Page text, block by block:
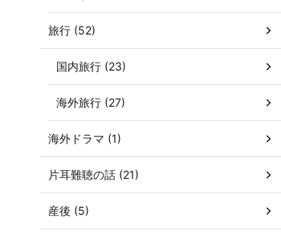
旅行 (52)
国内旅行 (23)
海外旅行 (27)
海外ドラマ (1)
片耳難聴の話 (21)
産後 (5)